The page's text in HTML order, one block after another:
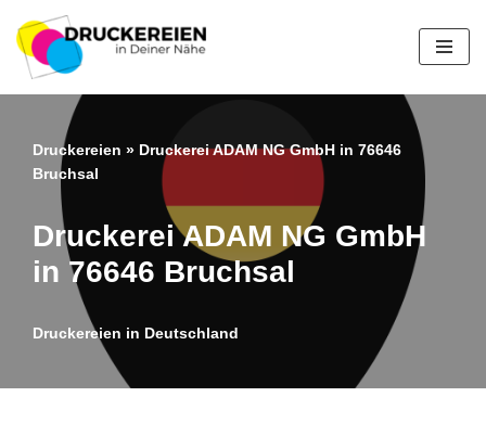
Zum
Inhalt
springen
Druckereien » Druckerei ADAM NG GmbH in 76646
Bruchsal
Druckerei ADAM NG GmbH
in 76646 Bruchsal
Druckereien in Deutschland